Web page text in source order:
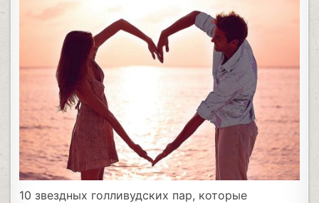
10 звездных голливудских пар, которые